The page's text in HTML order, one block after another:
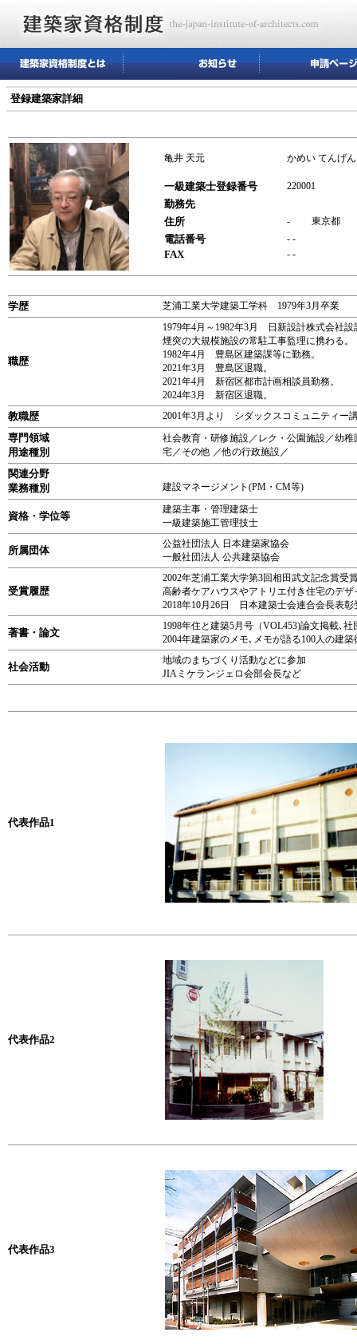
登録建築家詳細
亀井 天元 かめい てんげん
一級建築士登録番号 220001
勤務先
住所
- 東京都
電話番号 - -
FAX - -
学歴 芝浦工業大学建築工学科 1979年3月卒業
職歴
1979年4月～1982年3月 日新設計株式会社
煙突の大規模施設の常駐工事監理に携わる。
1982年4月 豊島区建築課等に勤務。
2021年3月 豊島区退職。
2021年4月 新宿区都市計画相談員勤務。
2024年3月 新宿区退職。
教職歴 2001年3月より シダックスコミュニティー
専門領域
用途種別
社会教育・研修施設／レク・公園施設／幼
宅／その他 ／他の行政施設／
関連分野
業務種別
建設マネージメント(PM・CM等)
資格・学位等
建築主事・管理建築士
一級建築施工管理技士
所属団体
公益社団法人 日本建築家協会
一般社団法人 公共建築協会
受賞履歴
2002年芝浦工業大学第3回相田武文記念賞受
高齢者ケアハウスやアトリエ付き住宅のデ
2018年10月26日 日本建築士会連合会長表
著書・論文
1998年住と建築5月号（VOL453)論文掲載､
2004年建築家のメモ､メモが語る100人の建
社会活動
地域のまちづくり活動などに参加
JIAミケランジェロ会部会長など
代表作品1
代表作品2
代表作品3